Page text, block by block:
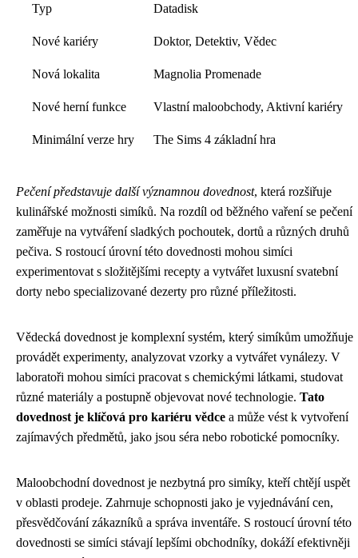
Typ Datadisk
Nové kariéry Doktor, Detektiv, Vědec
Nová lokalita Magnolia Promenade
Nové herní funkce Vlastní maloobchody, Aktivní kariéry
Minimální verze hry The Sims 4 základní hra
Pečení představuje další významnou dovednost, která rozšiřuje
kulinářské možnosti simíků. Na rozdíl od běžného vaření se pečení
zaměřuje na vytváření sladkých pochoutek, dortů a různých druhů
pečiva. S rostoucí úrovní této dovednosti mohou simíci
experimentovat s složitějšími recepty a vytvářet luxusní svatební
dorty nebo specializované dezerty pro různé příležitosti.
Vědecká dovednost je komplexní systém, který simíkům umožňuje
provádět experimenty, analyzovat vzorky a vytvářet vynálezy. V
laboratoři mohou simíci pracovat s chemickými látkami, studovat
různé materiály a postupně objevovat nové technologie. Tato
dovednost je klíčová pro kariéru vědce a může vést k vytvoření
zajímavých předmětů, jako jsou séra nebo robotické pomocníky.
Maloobchodní dovednost je nezbytná pro simíky, kteří chtějí uspět
v oblasti prodeje. Zahrnuje schopnosti jako je vyjednávání cen,
přesvědčování zákazníků a správa inventáře. S rostoucí úrovní této
dovednosti se simíci stávají lepšími obchodníky, dokáží efektivněji